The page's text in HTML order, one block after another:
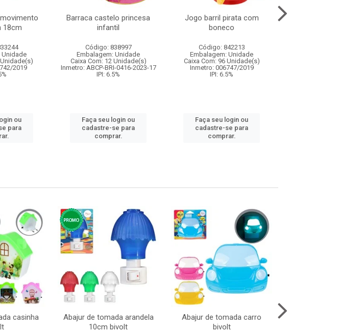
18cm
Unidade
2019
ou
para
Barraca castelo princesa
infantil
Código: 838997
Embalagem: Unidade
Caixa Com: 12 Unidade(s)
Inmetro: ABCP-BRI-0416-2023-17
IPI: 6.5%
Faça seu login ou
cadastre-se para
comprar.
Jogo barril pirata com
boneco
Código: 842213
Embalagem: Unidade
Caixa Com: 96 Unidade(s)
Inmetro: 006747/2019
IPI: 6.5%
Faça seu login ou
cadastre-se para
comprar.
casinha
Abajur de tomada arandela
10cm bivolt
Abajur de tomada carro
bivolt